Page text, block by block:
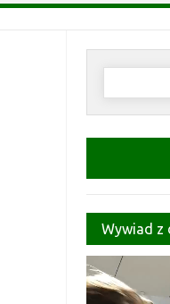
Szukaj:
Wywiad z
Odtwarzacz
video